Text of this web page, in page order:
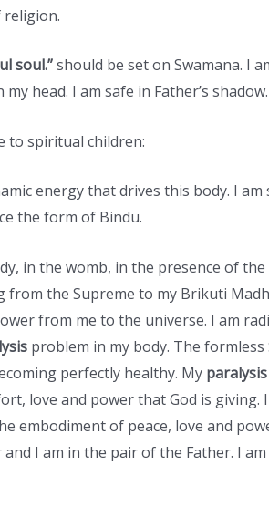
soul.”should be set on Swamana. I
head. I am safe in Father’s shadow.
to spiritual children:
energy that drives this body. I
the form of Bindu.
in the womb, in the presence of
the Supreme to my Brikuti
from me to the universe. I am
problem in my body. The
perfectly healthy. My paralysis
love and power that God is giving.
embodiment of peace, love and
I am in the pair of the Father. I am